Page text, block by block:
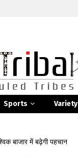
Sports Variety
बाजार में बढ़ेगी पहचान